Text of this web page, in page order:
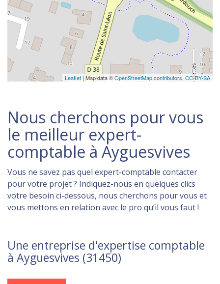
Leaflet | Map data ©OpenStreetMap contributors, CC-BY-SA
Nous cherchons pour vous
le meilleur expert-
comptable à Ayguesvives
Vous ne savez pas quel expert-comptable contacter
pour votre projet ? Indiquez-nous en quelques clics
votre besoin ci-dessous, nous cherchons pour vous et
vous mettons en relation avec le pro qu’il vous faut !
Une entreprise d'expertise comptable
à Ayguesvives (31450)